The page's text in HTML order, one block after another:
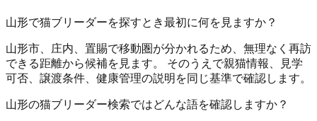
山形で猫ブリーダーを探すとき最初に何を見ますか？
山形市、庄内、置賜で移動圏が分かれるため、無理なく再訪
できる距離から候補を見ます。 そのうえで親猫情報、見学
可否、譲渡条件、健康管理の説明を同じ基準で確認します。
山形の猫ブリーダー検索ではどんな語を確認しますか？